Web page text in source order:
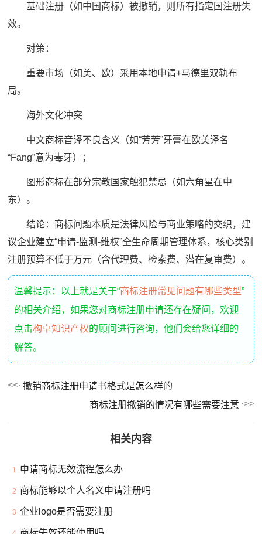
基础注册（如中国商标）被撤销，则所有指定国注册失
效。
对策：
重要市场（如美、欧）采用本地申请+马德里双轨布
局。
海外文化冲突
中文商标音译不良含义（如“芳芳”牙膏在欧美译名
“Fang”意为毒牙）；
图形商标在部分宗教国家触犯禁忌（如六角星在中
东）。
结论：商标问题本质是法律风险与商业策略的交织，建
议企业建立“申请-监测-维权”全生命周期管理体系，核心类别
注册预算不低于万元（含代理费、检索费、潜在复审费）。
温馨提示：以上就是关于“商标注册常见问题有哪些类型”
的相关介绍，如果您对商标注册申请还存在疑问，欢迎
点击构卓知识产权的顾问进行咨询，他们会给您详细的
解答。
撤销商标注册申请书格式是怎么样的
商标注册撤销的情况有哪些需要注意
相关内容
1 申请商标无效流程怎么办
2 商标能够以个人名义申请注册吗
3 企业logo是否需要注册